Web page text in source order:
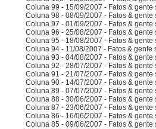
Coluna 99 - 15/09/2007 - Fatos &
Coluna 98 - 08/09/2007 - Fatos &
Coluna 97 - 01/09/2007 - Fatos &
Coluna 96 - 25/08/2007 - Fatos &
Coluna 95 - 18/08/2007 - Fatos &
Coluna 94 - 11/08/2007 - Fatos &
Coluna 93 - 04/08/2007 - Fatos &
Coluna 92 - 28/07/2007 - Fatos &
Coluna 91 - 21/07/2007 - Fatos &
Coluna 90 - 14/07/2007 - Fatos &
Coluna 89 - 07/07/2007 - Fatos &
Coluna 88 - 30/06/2007 - Fatos &
Coluna 87 - 23/06/2007 - Fatos &
Coluna 86 - 16/06/2007 - Fatos &
Coluna 85 - 09/06/2007 - Fatos &